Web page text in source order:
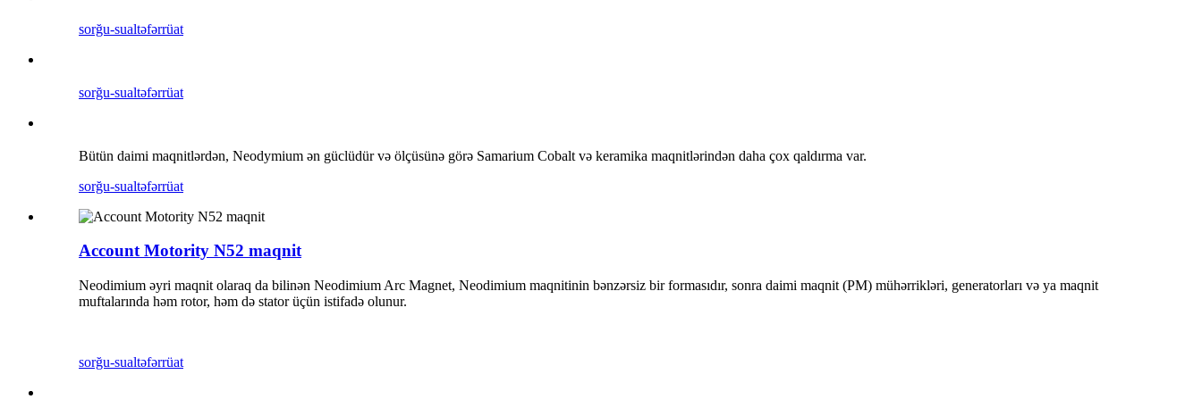
sorğu-sualtəfərrüat
sorğu-sualtəfərrüat
Bütün daimi maqnitlərdən, Neodymium ən güclüdür və ölçüsünə görə Samarium Cobalt və keramika maqnitlərindən daha çox qaldırma var.
sorğu-sualtəfərrüat
Account Motority N52 maqnit
Neodimium əyri maqnit olaraq da bilinən Neodimium Arc Magnet, Neodimium maqnitinin bənzərsiz bir formasıdır, sonra daimi maqnit (PM) mühərrikləri, generatorları və ya maqnit
muftalarında həm rotor, həm də stator üçün istifadə olunur.
sorğu-sualtəfərrüat